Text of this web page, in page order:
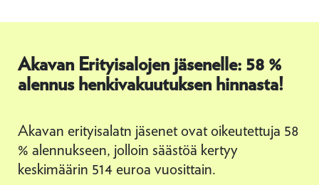
Akavan Erityisalojen jäsenelle: 58 %
alennus henkivakuutuksen hinnasta!
Akavan erityisalatn jäsenet ovat oikeutettuja 58
% alennukseen, jolloin säästöä kertyy
keskimäärin 514 euroa vuosittain.